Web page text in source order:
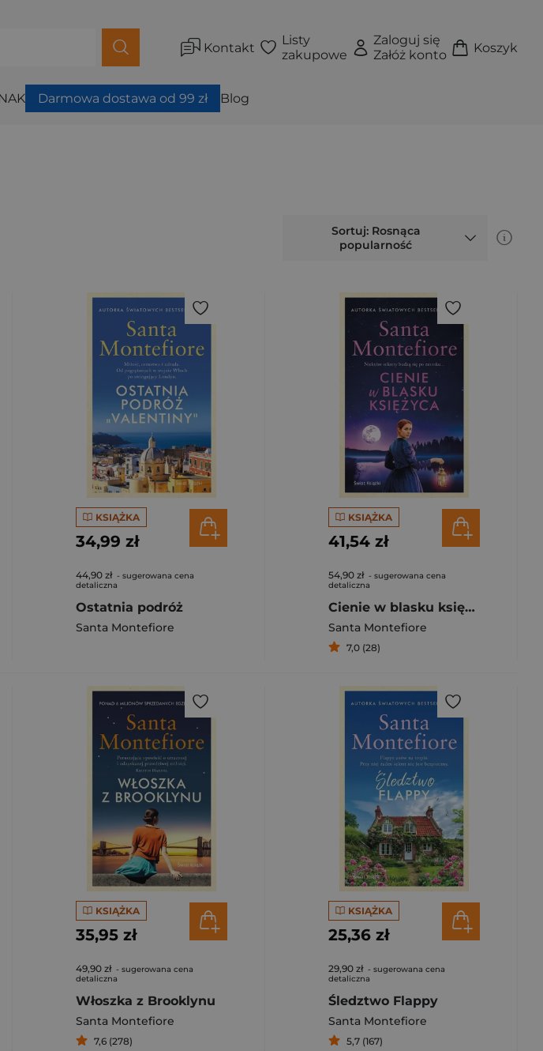
Kontakt
Listy
zakupowe
Zaloguj się
Załóż konto
Koszyk
Darmowa dostawa od 99 zł Blog
Sortuj: Rosnąca
popularność
KSIĄŻKA
34,99 zł
44,90 zł - sugerowana cena
detaliczna
Ostatnia podróż
Santa Montefiore
KSIĄŻKA
41,54 zł
54,90 zł - sugerowana cena
detaliczna
Cienie w blasku księżyca
Santa Montefiore
7,0 (28)
KSIĄŻKA
35,95 zł
49,90 zł - sugerowana cena
detaliczna
Włoszka z Brooklynu
Santa Montefiore
7,6 (278)
KSIĄŻKA
25,36 zł
29,90 zł - sugerowana cena
detaliczna
Śledztwo Flappy
Santa Montefiore
5,7 (167)